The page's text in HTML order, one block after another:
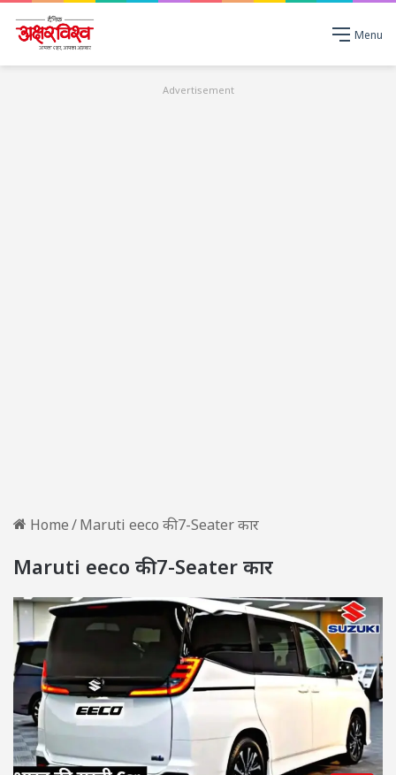
Menu
Advertisement
Home/Maruti eeco की 7-Seater कार
Maruti eeco की 7-Seater कार